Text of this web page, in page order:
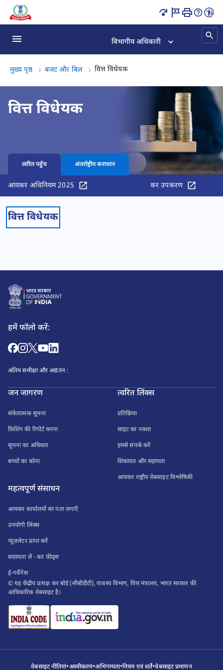
वित्त विधेयक पृष्ठ लोड हो गया
विभागीय अधिकारी
मुख्य पृष्ठ ​​बजट और बिल वित्त विधेयकवित्त विधेयक, (3 का 3)
वित्त विधेयक
त्वरित पहुँच अंतर्राष्ट्रीय कराधान
आयकर अधिनियम 2025 कर उपकरण
वित्त विधेयक
हमें फॉलो करें:
अंतिम समीक्षा और अद्यतन :
जन जागरण
संकेतात्मक सूचना
फ़िशिंग की रिपोर्ट करना
सूचना का अधिकार
बच्चों का कोना
त्वरित लिंक्स
प्रतिक्रिया
साइट का नक्शा
हमसे संपर्क करें
शिकायत और सहायता
आयकर राष्ट्रीय वेबसाइट विश्लेषिकी
महत्वपूर्ण संसाधन
आयकर कार्यालयों का पता लगाएँ
उपयोगी लिंक्स
न्यूज़लेटर प्राप्त करें
सदस्यता लें - कर फ़ीड्स
ई-गर्वेनेंस
© यह केंद्रीय प्रत्यक्ष कर बोर्ड (सीबीडीटी), राजस्व विभाग, वित्त मंत्रालय, भारत सरकार की
आधिकारिक वेबसाइट है।
वेबसाइट नीतियां•अस्वीकरण•अभिगम्यता•नियम एवं शर्तें•वेबसाइट प्रमाणन